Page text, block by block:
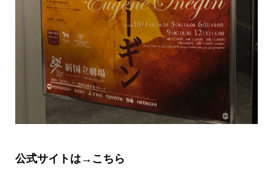
公式サイトは→ こちら